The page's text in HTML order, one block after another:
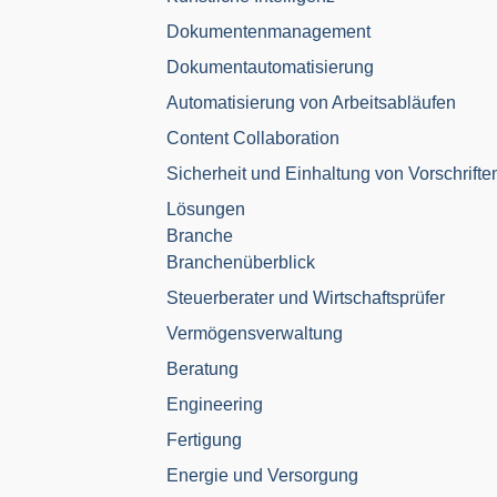
Dokumentenmanagement
Dokumentautomatisierung
Automatisierung von Arbeitsabläufen
Content Collaboration
Sicherheit und Einhaltung von
Lösungen
Branche
Branchenüberblick
Steuerberater und Wirtschaftsprüfer
Vermögensverwaltung
Beratung
Engineering
Fertigung
Energie und Versorgung